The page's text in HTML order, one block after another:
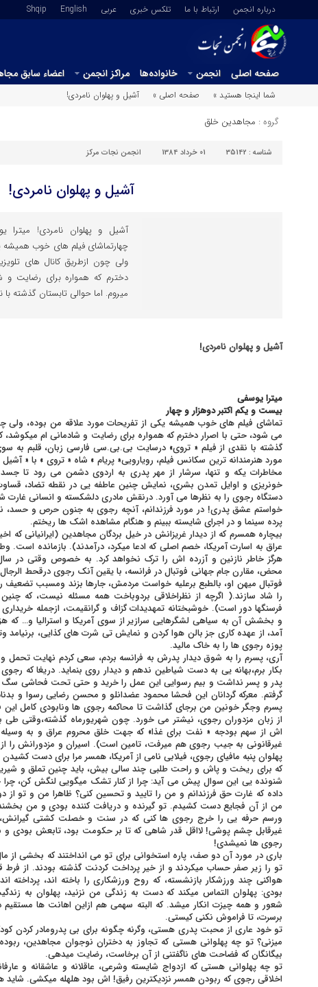
درباره انجمن ارتباط با ما تلکس خبری عربي English
Shqip
صفحه اصلی انجمن خانواده‌ها مراکز انجمن اعضاء سابق
شما اینجا هستید »
صفحه اصلی » آشیل و پهلوان نامردی!
گروه : مجاهدین خلق
شناسه : 35142 01 خرداد 1384 انجمن نجات مرکز
آشیل و پهلوان نامردی!
آشیل و پهلوان نامردی! ميترا
چهارتماشای فیلم های خوب همیشه
ولی چون ازطریق کانال های
دخترم که همواره برای رضایت و
میروم. اما حوالی تابستان گذشته با
آشیل و پهلوان نامردی!
ميترا يوسفي
بيست و يکم اکتبر دوهزار و چهار
تماشای فیلم های خوب همیشه یکی از تفریحات مورد علاقه من بوده، ولی
می شود، حتی با اصرار دخترم که همواره برای رضایت و شادمانی ام میکوشد،
گذشته با نقدی از فیلم « تروی» درسایت بی.بی.سی فارسی زبان، قلبم به
مورد هنرمندانه ترین سکانس فیلم، رویارویی« پریام » شاه « تروی » با «
مخاطرات یکه و تنها، سرشار از مهر پدری به اردوی دشمن می رود تا
خونریزی و اوایل تمدن بشری، نمایش چنین عاطفه یی در نقطه تضاد،
دستگاه رجوی را به نظرها می آورد. درنقش مادری دلشکسته و انسانی غارت
خواستم عشق پدری! در مورد فرزندانم، آنچه رجوی به جنون حرص و حسد،
پرده سینما و در اجرای شایسته ببینم و هنگام مشاهده اشک ها ریختم.
بیچاره همسرم که از دیدار غریزانش در خیل بردگان مجاهدین (ایرانیانی که
عراق به اسارت آمریکا، خصم اصلی که ادعا میکرد، درآمدند). بازمانده است.
محض، مقارن جام جهانی فوتبال در فرانسه، با یقین آنک رجوی درقحط
فوتبال میهن او، بالطبع برعلیه خواست مردمش، جارها بزند ومسبب تضعیف
را شاد سازند.( اگرچه از نظراخلاقی بردوباخت همه مسئله نیست، که
فرسنگها دور است). خوشبختانه تمهدیدات گزاف و گرانقیمت، ازجمله
و بخشش آن به سیاهی لشگرهایی سرازیر از سوی آمریکا و استرالیا و… که
آمد، از عهده کاری جز بالن هوا کردن و نمایش تی شرت های کذایی، برنیامد
پوزه رجوی ها را به خاک مالید.
آری، پسرم را به شوق دیدار پدرش به فرانسه بردم، سعی کردم نهایت تحمل و
بکار برم،بهانه یی به دست شیاطین ندهم و دیدار روی بنماید. دریغا که
پدر و پسر نداشت و بیم رسوایی این عمل را خرید و حتی تحت فحاشی سگ
گرفتم. معرکه گردانان این فحشا محمود عضدانلو و محسن رضایی رسوا و
پسرم وجگر خونین من برجای گذاشت تا محاکمه رجوی ها ونابودی کامل
از زبان مزدوران رجوی، نیشتر می خورد. چون شهریورماه گذشته،وقتی طی
اش از سهم بودجه « نفت برای غذا» که جهت خلق محروم عراق و به
غیرقانونی به جیب رجوی هم میرفت، تامین است). اسیران و مزدورانش را
پهلوان پنبه مافیای رجوی، فیلابی نامی از آمریکا، همسر مرا برای دست
که برای ریخت و پاش و راحت طلبی چند سالی بیش، باید چنین تملق و شیرین
شنونده یی این سوال پیش می آید: چرا از کنار تشک میگویی لنگش کن،
داده که غارت حق فرزندانم و من را تایید و تحسین کنی؟ ظاهرا من و تو از
من از آن فجایع دست کشیدم. تو گیرنده و دریافت کننده بودی و من
ورسم حرفه یی را خرج رجوی ها کنی که در سنت و خصلت کشتی
غیرقابل چشم پوشی! لااقل قدر شاهی که تا بر حکومت بود، تابعش بودی
رجوی ها نمیشدی!
باری در مورد آن دو صف، پاره استخوانی برای تو می انداختند که بخشی
تو را زیر صفر حساب میکردند و از خیر پرداخت کردنت گذشته بودند. از فرط
هواکنی چند ورزشکار بازنشسته، که روح ورزشکاری را باخته اند،
بودی: پهلوان التماس میکند که دست به زندگی من نزنید، پهلوان به
شعور و همه چیزت انکار میشد. که البته سهمی هم ازاین اهانت ها مستقیم
برسرت، تا فراموش نکنی کیستی.
تو خود عاری از محبت پدری هستی، وگرنه چگونه برای بی پدرومادر کردن
میزنی؟ تو چه پهلوانی هستی که تجاوز به دختران نوجوان مجاهدین،
بیگانگان که فضاحت های ناگفتنی از آن برخاست، رضایت میدهی.
تو چه پهلوانی هستی که ازدواج شایسته وشرعی، عاقلانه و عاشقانه و
اخلاقی رجوی که ربودن همسر نزدیکترین رفیق! اش بود هلهله میکشی. شاید هم